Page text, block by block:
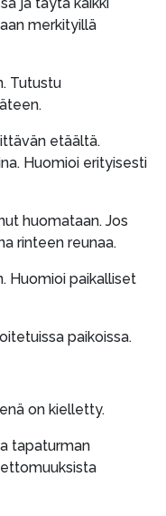
merkityillä
Tutustu
etäältä.
Huomioi erityisesti
huomataan. Jos
rinteen reunaa.
Huomioi paikalliset
paikoissa.
on kielletty.
tapaturman